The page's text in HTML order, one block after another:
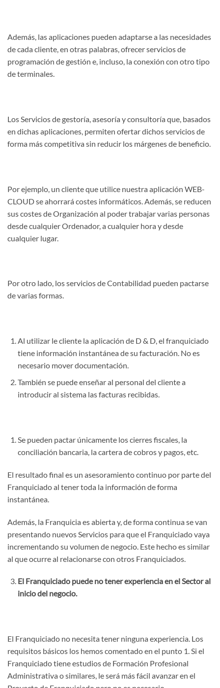
Además, las aplicaciones pueden adaptarse a las necesidades
de cada cliente, en otras palabras, ofrecer servicios de
programación de gestión e, incluso, la conexión con otro tipo
de terminales.
Los Servicios de gestoría, asesoría y consultoría que, basados
en dichas aplicaciones, permiten ofertar dichos servicios de
forma más competitiva sin reducir los márgenes de beneficio.
Por ejemplo, un cliente que utilice nuestra aplicación WEB-
CLOUD se ahorrará costes informáticos. Además, se reducen
sus costes de Organización al poder trabajar varias personas
desde cualquier Ordenador, a cualquier hora y desde
cualquier lugar.
Por otro lado, los servicios de Contabilidad pueden pactarse
de varias formas.
Al utilizar le cliente la aplicación de D & D, el franquiciado
tiene información instantánea de su facturación. No es
necesario mover documentación.
También se puede enseñar al personal del cliente a
introducir al sistema las facturas recibidas.
Se pueden pactar únicamente los cierres fiscales, la
conciliación bancaria, la cartera de cobros y pagos, etc.
El resultado final es un asesoramiento continuo por parte del
Franquiciado al tener toda la información de forma
instantánea.
Además, la Franquicia es abierta y, de forma continua se van
presentando nuevos Servicios para que el Franquiciado vaya
incrementando su volumen de negocio. Este hecho es similar
al que ocurre al relacionarse con otros Franquiciados.
El Franquiciado puede no tener experiencia en el Sector al
inicio del negocio.
El Franquiciado no necesita tener ninguna experiencia. Los
requisitos básicos los hemos comentado en el punto 1. Si el
Franquiciado tiene estudios de Formación Profesional
Administrativa o similares, le será más fácil avanzar en el